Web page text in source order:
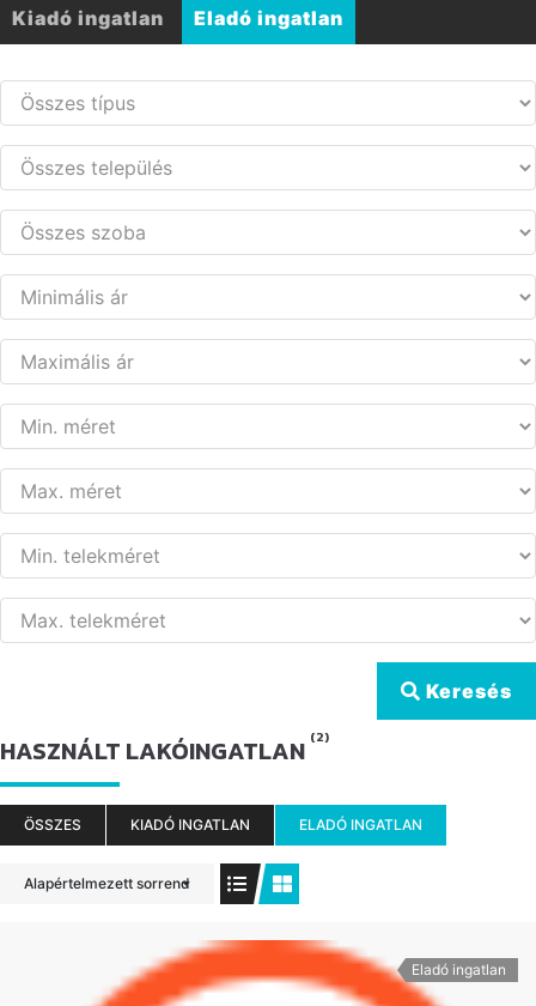
Kiadó ingatlan Eladó ingatlan
Keresés
HASZNÁLT LAKÓINGATLAN (2)
ÖSSZES KIADÓ INGATLAN ELADÓ INGATLAN
Alapértelmezett sorrend
Eladó ingatlan